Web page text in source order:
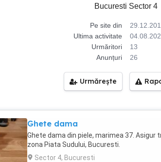
Bucuresti Sector 4
Pe site din
Ultima activitate
Urmăritori
13
Anunțuri
26
Urmărește
Ghete dama
Ghete dama din piele, marimea 37. Asigur
zona Piata Sudului, Bucuresti.
Sector 4, Bucuresti